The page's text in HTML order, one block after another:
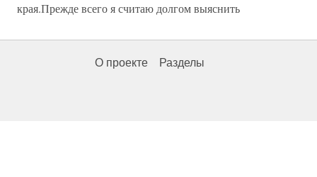
края.Прежде всего я считаю долгом выяснить
О проекте Разделы